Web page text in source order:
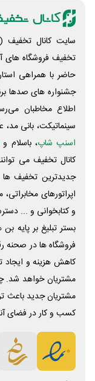
سایت کانال تخفیف
تخفیف فروشگاه های
حاضر با همراهی
جشنواره های صدها
اطلاع مخاطبان
سینماتیکت، بانی مد،
اسنپ شاپ، باسلام و
کانال تخفیف می
جدیدترین تخفیف ها
اپراتورهای
و کتابخوانی و ...
بستر تبلیغ بر پایه
فروشگاه ها در صحنه
کاهش هزینه و
مشتریان خواهد شد.
مشتریان جدید باعث
کسب و کار در فضای